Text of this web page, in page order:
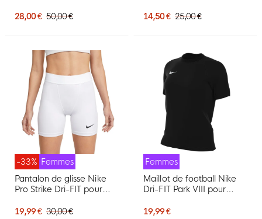
28,00 € 50,00 €
14,50 € 25,00 €
-33% Femmes
Pantalon de glisse Nike
Pro Strike Dri-FIT pour
19,99 € 30,00 €
Femmes
Maillot de football Nike
Dri-FIT Park VIII pour
19,99 €